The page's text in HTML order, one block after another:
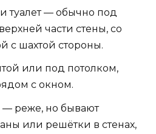
туалет — обычно под
части стены, со
с шахтой стороны.
или под потолком,
с окном.
реже, но бывают
или решётки в стенах,